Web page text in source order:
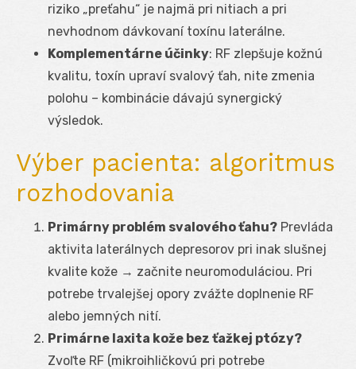
riziko „preťahu“ je najmä pri nitiach a pri
nevhodnom dávkovaní toxínu laterálne.
Komplementárne účinky: RF zlepšuje kožnú
kvalitu, toxín upraví svalový ťah, nite zmenia
polohu – kombinácie dávajú synergický
výsledok.
Výber pacienta: algoritmus
rozhodovania
Primárny problém svalového ťahu? Prevláda
aktivita laterálnych depresorov pri inak slušnej
kvalite kože → začnite neuromoduláciou. Pri
potrebe trvalejšej opory zvážte doplnenie RF
alebo jemných nití.
Primárne laxita kože bez ťažkej ptózy?
Zvoľte RF (mikroihličkovú pri potrebe